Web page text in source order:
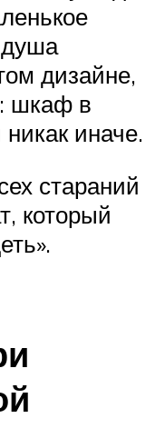
душа
дизайне,
шкаф в
иначе.
стараний
который